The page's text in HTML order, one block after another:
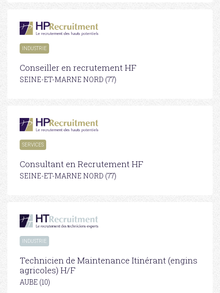
INDUSTRIE
Conseiller en recrutement HF
SEINE-ET-MARNE NORD (77)
SERVICES
Consultant en Recrutement HF
SEINE-ET-MARNE NORD (77)
INDUSTRIE
Technicien de Maintenance Itinérant (engins
agricoles) H/F
AUBE (10)